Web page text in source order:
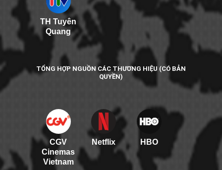
TH Tuyên
Quang
TỔNG HỢP NGUỒN CÁC THƯƠNG HIỆU (CÓ BẢN
QUYỀN)
CGV
Cinemas
Vietnam
Netflix HBO